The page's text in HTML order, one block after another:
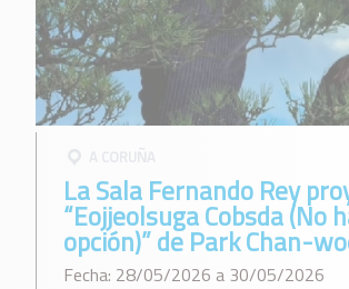
A CORUÑA
La Sala Fernando Rey
“Eojjeolsuga Cobsda (No
opción)” de Park Chan-
Fecha: 28/05/2026 a 30/05/2026